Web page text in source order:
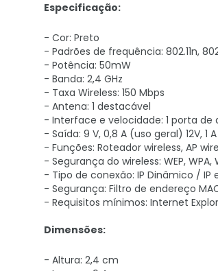
Especificação:
- Cor: Preto
- Padrões de frequência: 802.11n,
- Potência: 50mW
- Banda: 2,4 GHz
- Taxa Wireless: 150 Mbps
- Antena: 1 destacável
- Interface e velocidade: 1 porta de
- Saída: 9 V, 0,8 A (uso geral) 12V, 1
- Funções: Roteador wireless, AP
- Segurança do wireless: WEP, WPA,
- Tipo de conexão: IP Dinâmico / IP
- Segurança: Filtro de endereço
- Requisitos mínimos: Internet
Dimensões:
- Altura: 2,4 cm